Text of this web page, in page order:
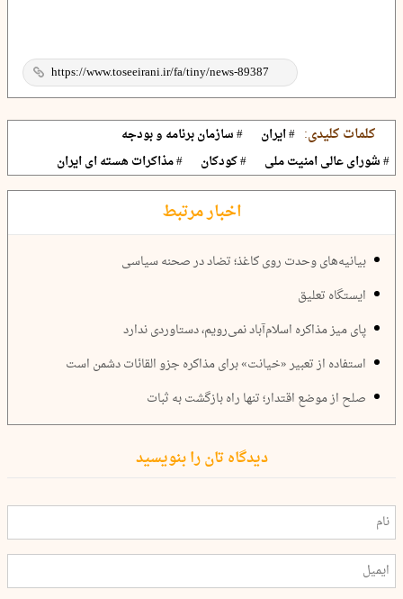
کلمات کلیدی: # ایران
# سازمان برنامه و بودجه
# شورای عالی امنیت ملی
# کودکان # مذاکرات هسته ای ایران
اخبار مرتبط
بیانیه‌های وحدت روی کاغذ؛ تضاد در صحنه سیاسی
ایستگاه تعلیق
پای میز مذاکره اسلام‌آباد نمی‌رویم، دستاوردی ندارد
استفاده از تعبیر «خیانت» برای مذاکره جزو القائات دشمن است
صلح از موضع اقتدار؛ تنها راه بازگشت به ثبات
دیدگاه تان را بنویسید